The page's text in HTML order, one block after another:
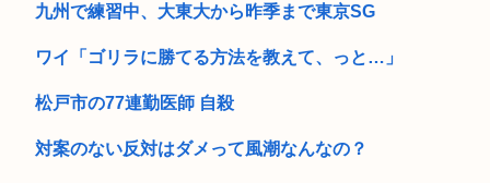
男子高校生(15)、歩道を自転車で走行中に70代くらいのおっさ
識者「女を磨いた35歳の女性より、何もしてない25歳の女性の
方が...
九州で練習中、大東大から昨季まで東京SG
ワイ「ゴリラに勝てる方法を教えて、っと…」
松戸市の77連勤医師 自殺
対案のない反対はダメって風潮なんなの？